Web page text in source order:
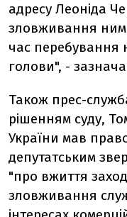
адресу Леоніда
зловживання
час перебування
голови", -
Також прес-
рішенням суду,
України мав
депутатським
"про вжиття
зловживання